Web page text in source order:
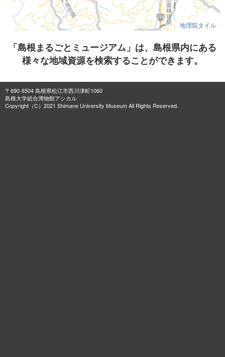
地理院タイル
「島根まるごとミュージアム」は、島根県内にある
様々な地域資源を検索することができます。
〒690-8504 島根県松江市西川津町1060
島根大学総合博物館アシカル
Copyright（C）2021 Shimane University Museum All Rights Reserved.